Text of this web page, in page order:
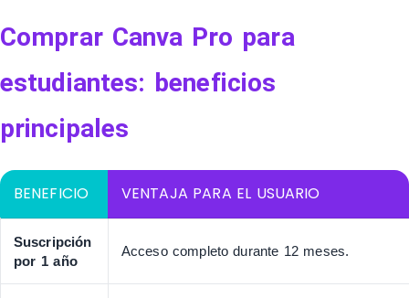
Comprar Canva Pro para
estudiantes: beneficios
principales
BENEFICIO VENTAJA PARA EL USUARIO
Suscripción
por 1 año
Acceso completo durante 12 meses.